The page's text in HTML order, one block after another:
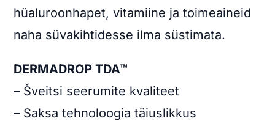
hüaluroonhapet, vitamiine ja toimeaineid
naha süvakihtidesse ilma süstimata.
DERMADROP TDA™
– Šveitsi seerumite kvaliteet
– Saksa tehnoloogia täiuslikkus